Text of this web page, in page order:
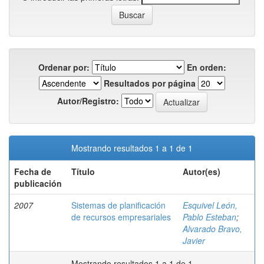
Ordenar por:
En orden:
Resultados por página
Autor/Registro:
Mostrando resultados 1 a 1 de 1
Fecha de
publicación
Título Autor(es)
2007
Sistemas de planificación
de recursos empresariales
Esquivel León,
Pablo Esteban;
Alvarado Bravo,
Javier